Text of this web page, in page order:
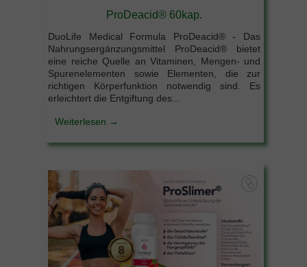
ProDeacid® 60kap.
DuoLife Medical Formula ProDeacid® - Das
Nahrungsergänzungsmittel ProDeacid® bietet
eine reiche Quelle an Vitaminen, Mengen- und
Spurenelementen sowie Elementen, die zur
richtigen Körperfunktion notwendig sind. Es
erleichtert die Entgiftung des...
Weiterlesen →